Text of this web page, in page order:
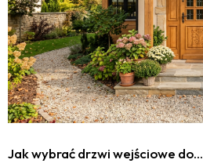
Jak wybrać drzwi wejściowe do…